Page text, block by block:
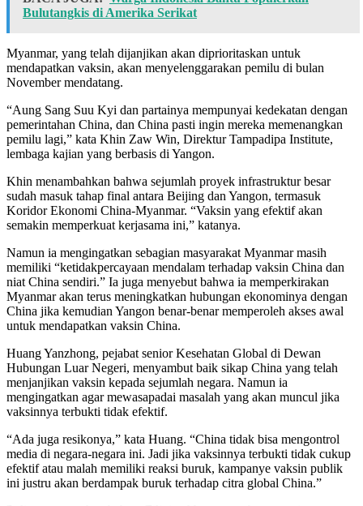
Bulutangkis di Amerika Serikat
Myanmar, yang telah dijanjikan akan diprioritaskan untuk
mendapatkan vaksin, akan menyelenggarakan pemilu di bulan
November mendatang.
“Aung Sang Suu Kyi dan partainya mempunyai kedekatan dengan
pemerintahan China, dan China pasti ingin mereka memenangkan
pemilu lagi,” kata Khin Zaw Win, Direktur Tampadipa Institute,
lembaga kajian yang berbasis di Yangon.
Khin menambahkan bahwa sejumlah proyek infrastruktur besar
sudah masuk tahap final antara Beijing dan Yangon, termasuk
Koridor Ekonomi China-Myanmar. “Vaksin yang efektif akan
semakin memperkuat kerjasama ini,” katanya.
Namun ia mengingatkan sebagian masyarakat Myanmar masih
memiliki “ketidakpercayaan mendalam terhadap vaksin China dan
niat China sendiri.” Ia juga menyebut bahwa ia memperkirakan
Myanmar akan terus meningkatkan hubungan ekonominya dengan
China jika kemudian Yangon benar-benar memperoleh akses awal
untuk mendapatkan vaksin China.
Huang Yanzhong, pejabat senior Kesehatan Global di Dewan
Hubungan Luar Negeri, menyambut baik sikap China yang telah
menjanjikan vaksin kepada sejumlah negara. Namun ia
mengingatkan agar mewasapadai masalah yang akan muncul jika
vaksinnya terbukti tidak efektif.
“Ada juga resikonya,” kata Huang. “China tidak bisa mengontrol
media di negara-negara ini. Jadi jika vaksinnya terbukti tidak cukup
efektif atau malah memiliki reaksi buruk, kampanye vaksin publik
ini justru akan berdampak buruk terhadap citra global China.”